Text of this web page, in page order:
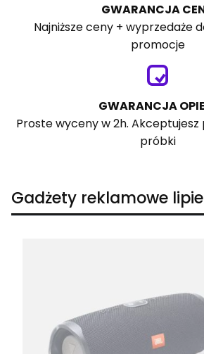
GWARANCJA
Najniższe ceny + wyprzedaże
promocje
GWARANCJA
Proste wyceny w 2h.
próbki
Gadżety reklamowe